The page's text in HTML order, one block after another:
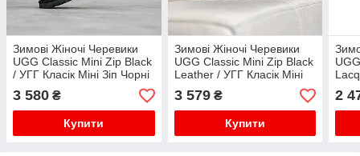
Зимові Жіночі Черевики
UGG Classic Mini Zip Black
/ УГГ Класік Міні Зіп Чорні
3 580 ₴
Купити
Зимові Жіночі Черевики
UGG Classic Mini Zip Black
Leather / УГГ Класік Міні
Зіп Лезер Чорні
3 579₴
Купити
Зіп
2